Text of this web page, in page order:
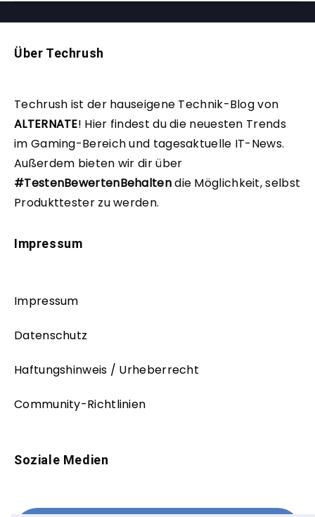
Über Techrush
Techrush ist der hauseigene Technik-Blog von
ALTERNATE! Hier findest du die neuesten Trends
im Gaming-Bereich und tagesaktuelle IT-News.
Außerdem bieten wir dir über
#TestenBewertenBehaltendie Möglichkeit, selbst
Produkttester zu werden.
Impressum
Impressum
Datenschutz
Haftungshinweis / Urheberrecht
Community-Richtlinien
Soziale Medien